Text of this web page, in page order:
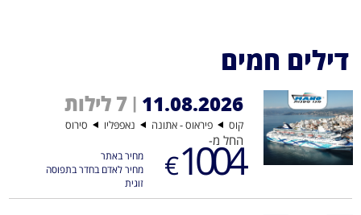
דילים חמים
11.08.2026
| 7 לילות
קוס פיראוס - אתונה נאפפּליו סירוס
החל מ-
1004
€
מחיר באתר
מחיר לאדם בחדר בתפוסה
זוגית